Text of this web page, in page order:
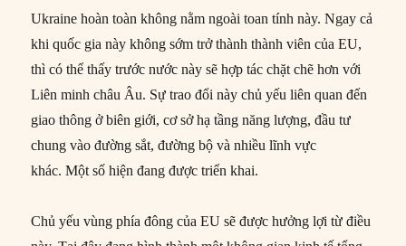
Ukraine hoàn toàn không nằm ngoài toan tính này. Ngay cả
khi quốc gia này không sớm trở thành thành viên của EU,
thì có thể thấy trước nước này sẽ hợp tác chặt chẽ hơn với
Liên minh châu Âu. Sự trao đổi này chủ yếu liên quan đến
giao thông ở biên giới, cơ sở hạ tầng năng lượng, đầu tư
chung vào đường sắt, đường bộ và nhiều lĩnh vực
khác. Một số hiện đang được triển khai.
Chủ yếu vùng phía đông của EU sẽ được hưởng lợi từ điều